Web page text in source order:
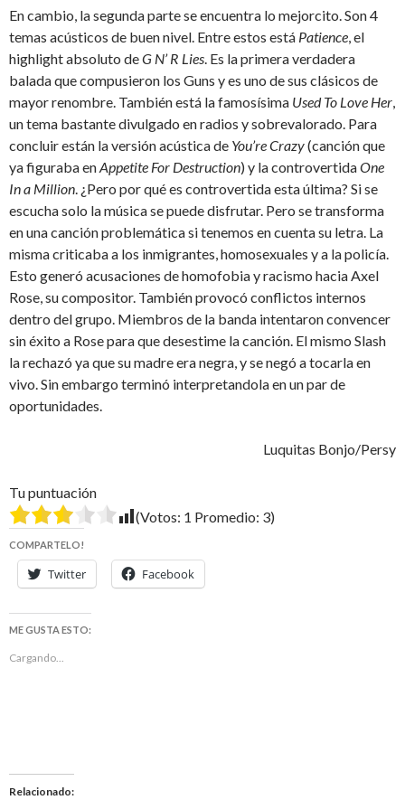
En cambio, la segunda parte se encuentra lo mejorcito. Son 4
temas acústicos de buen nivel. Entre estos está Patience, el
highlight absoluto deG N’ R Lies. Es la primera verdadera
balada que compusieron los Guns y es uno de sus clásicos de
mayor renombre. También está la famosísima Used To Love Her,
un tema bastante divulgado en radios y sobrevalorado. Para
concluir están la versión acústica de You’re Crazy(canción que
ya figuraba enAppetite For Destruction) y la controvertidaOne
In a Million. ¿Pero por qué es controvertida esta última? Si se
escucha solo la música se puede disfrutar. Pero se transforma
en una canción problemática si tenemos en cuenta su letra. La
misma criticaba a los inmigrantes, homosexuales y a la policía.
Esto generó acusaciones de homofobia y racismo hacia Axel
Rose, su compositor. También provocó conflictos internos
dentro del grupo. Miembros de la banda intentaron convencer
sin éxito a Rose para que desestime la canción. El mismo Slash
la rechazó ya que su madre era negra, y se negó a tocarla en
vivo. Sin embargo terminó interpretandola en un par de
oportunidades.
Luquitas Bonjo/Persy
Tu puntuación
(Votos: 1 Promedio: 3)
COMPARTELO!
Twitter Facebook
ME GUSTA ESTO:
Cargando...
Relacionado